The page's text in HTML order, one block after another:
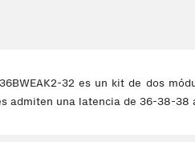
32 es un kit de dos
admiten una latencia de 36-38-38